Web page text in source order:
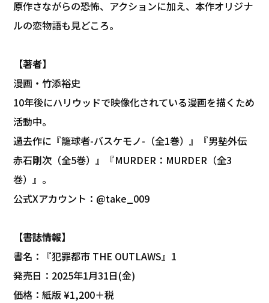
原作さながらの恐怖、アクションに加え、本作オリジナ
ルの恋物語も見どころ。
【著者】
漫画‧竹添裕史
10年後にハリウッドで映像化されている漫画を描くため
活動中。
過去作に『籠球者-バスケモノ-（全1巻）』『男塾外伝
赤石剛次（全5巻）』『MURDER：MURDER（全3
巻）』。
公式Xアカウント：@take_009
【書誌情報】
書名：『犯罪都市 THE OUTLAWS』1
発売日：2025年1月31日(金)
価格：紙版 ¥1,200＋税